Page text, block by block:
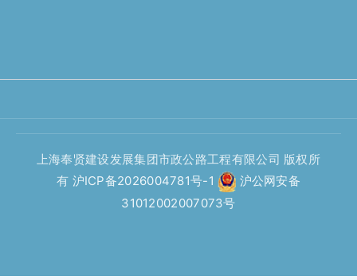
上海奉贤建设发展集团市政公路工程有限公司 版权所
有 沪ICP备2026004781号-1
沪公网安备
31012002007073号